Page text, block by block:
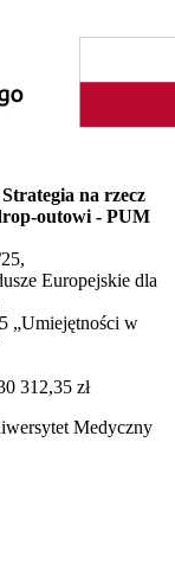
na rzecz
outowi - PUM
Europejskie dla
„Umiejętności w
312,35 zł
Medyczny